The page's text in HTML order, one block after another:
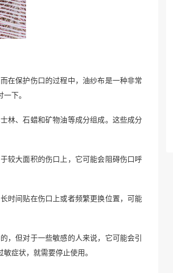
在保护伤口的过程中，油纱布是一种非常
下。
林、石蜡和矿物油等成分组成。这些成分
较大面积的伤口上，它可能会阻碍伤口呼
时间贴在伤口上或者频繁更换位置，可能
，但对于一些敏感的人来说，它可能会引
症状，就需要停止使用。